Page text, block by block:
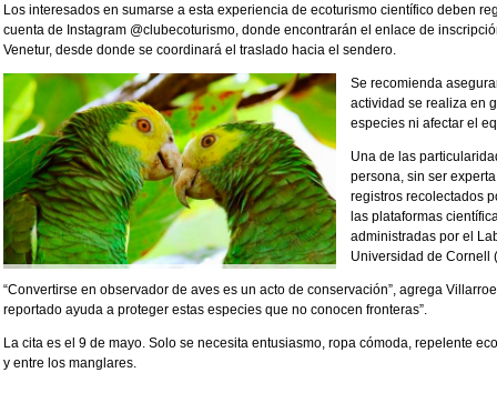
Los interesados en sumarse a esta experiencia de ecoturismo científico deben
cuenta de Instagram @clubecoturismo, donde encontrarán el enlace de
Venetur, desde donde se coordinará el traslado hacia el sendero.
Se recomienda
actividad se realiza en
especies ni afectar el
Una de las
persona, sin ser
registros recolectados
las plataformas
administradas por el
Universidad de Cornell
“Convertirse en observador de aves es un acto de conservación”, agrega
reportado ayuda a proteger estas especies que no conocen fronteras”.
La cita es el 9 de mayo. Solo se necesita entusiasmo, ropa cómoda, repelente
y entre los manglares.